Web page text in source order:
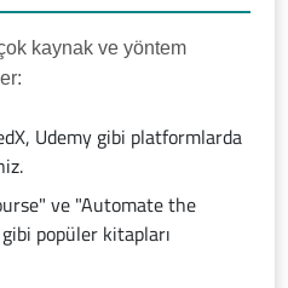
kaynak ve yöntem
Udemy gibi platformlarda
ve "Automate the
popüler kitapları